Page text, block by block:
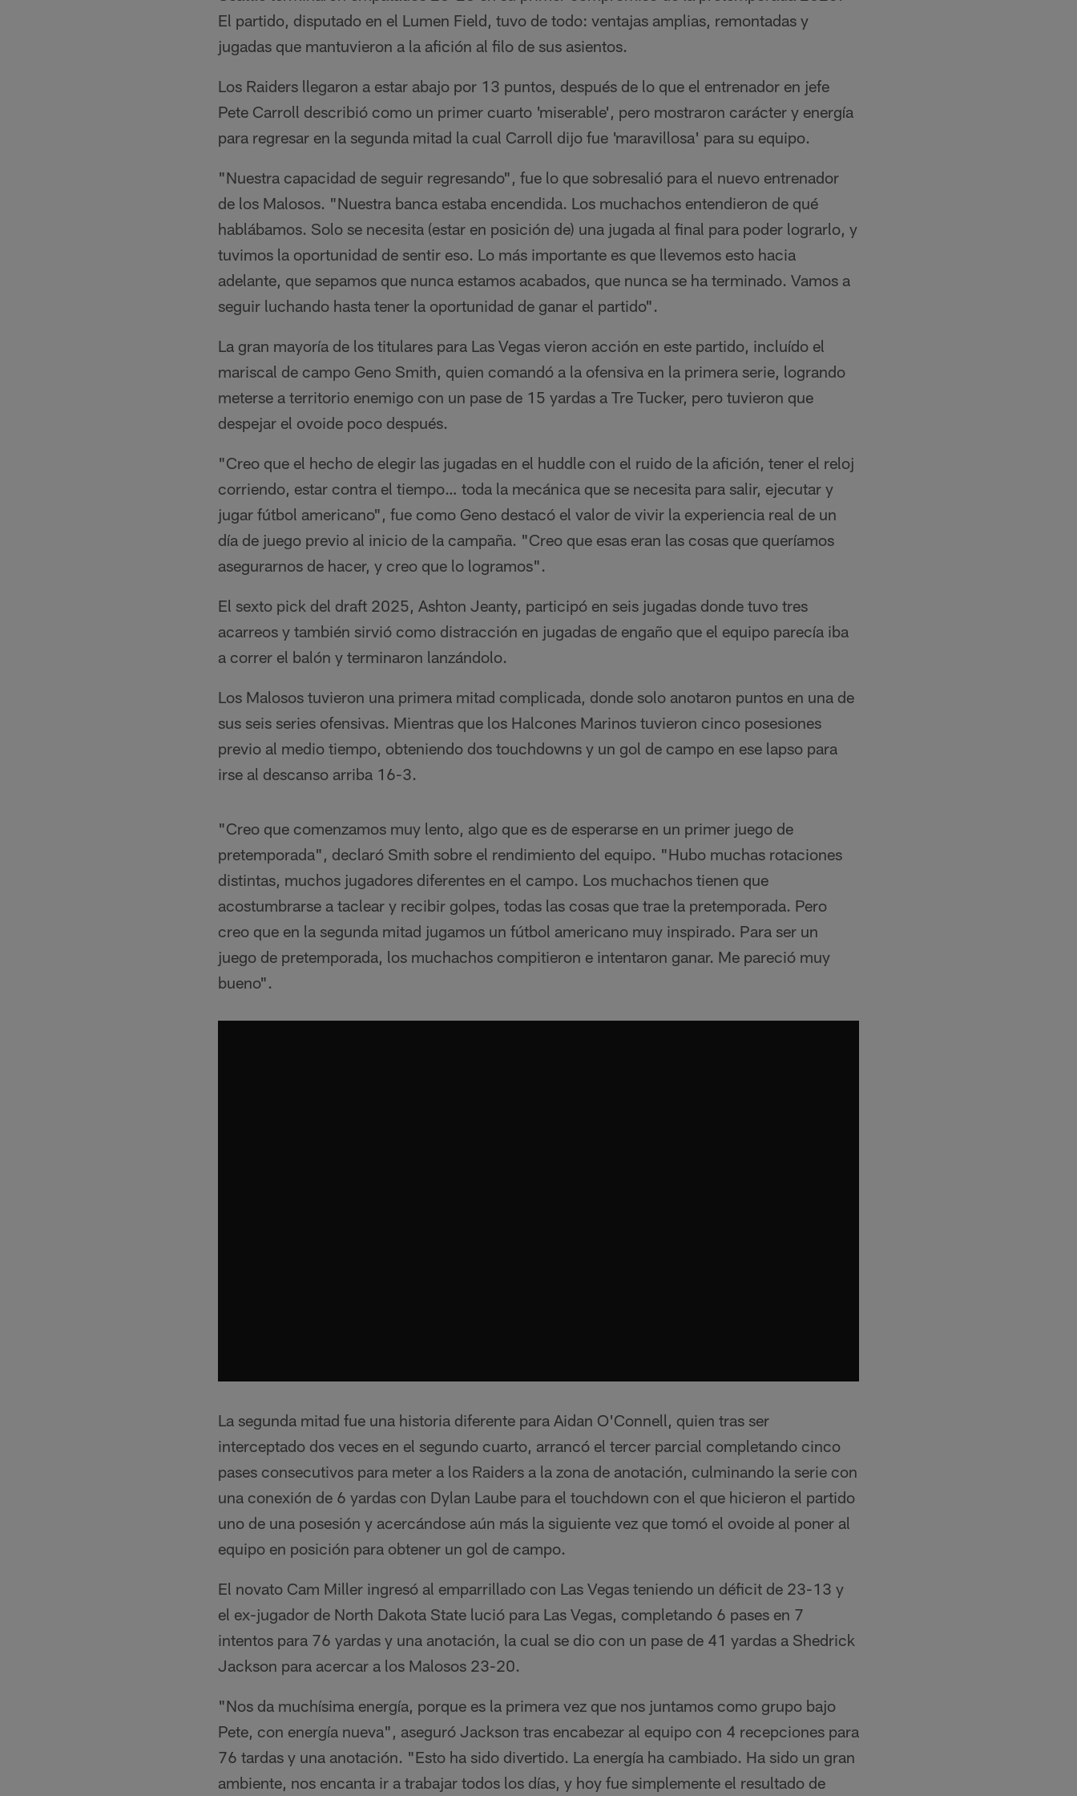
El partido, disputado en el Lumen Field, tuvo de todo: ventajas amplias, remontadas y
jugadas que mantuvieron a la afición al filo de sus asientos.
Los Raiders llegaron a estar abajo por 13 puntos, después de lo que el entrenador en jefe
Pete Carroll describió como un primer cuarto 'miserable', pero mostraron carácter y energía
para regresar en la segunda mitad la cual Carroll dijo fue 'maravillosa' para su equipo.
"Nuestra capacidad de seguir regresando", fue lo que sobresalió para el nuevo entrenador
de los Malosos. "Nuestra banca estaba encendida. Los muchachos entendieron de qué
hablábamos. Solo se necesita (estar en posición de) una jugada al final para poder lograrlo, y
tuvimos la oportunidad de sentir eso. Lo más importante es que llevemos esto hacia
adelante, que sepamos que nunca estamos acabados, que nunca se ha terminado. Vamos a
seguir luchando hasta tener la oportunidad de ganar el partido".
La gran mayoría de los titulares para Las Vegas vieron acción en este partido, incluído el
mariscal de campo Geno Smith, quien comandó a la ofensiva en la primera serie, logrando
meterse a territorio enemigo con un pase de 15 yardas a Tre Tucker, pero tuvieron que
despejar el ovoide poco después.
"Creo que el hecho de elegir las jugadas en el huddle con el ruido de la afición, tener el reloj
corriendo, estar contra el tiempo… toda la mecánica que se necesita para salir, ejecutar y
jugar fútbol americano", fue como Geno destacó el valor de vivir la experiencia real de un
día de juego previo al inicio de la campaña. "Creo que esas eran las cosas que queríamos
asegurarnos de hacer, y creo que lo logramos".
El sexto pick del draft 2025, Ashton Jeanty, participó en seis jugadas donde tuvo tres
acarreos y también sirvió como distracción en jugadas de engaño que el equipo parecía iba
a correr el balón y terminaron lanzándolo.
Los Malosos tuvieron una primera mitad complicada, donde solo anotaron puntos en una de
sus seis series ofensivas. Mientras que los Halcones Marinos tuvieron cinco posesiones
previo al medio tiempo, obteniendo dos touchdowns y un gol de campo en ese lapso para
irse al descanso arriba 16-3.
"Creo que comenzamos muy lento, algo que es de esperarse en un primer juego de
pretemporada", declaró Smith sobre el rendimiento del equipo. "Hubo muchas rotaciones
distintas, muchos jugadores diferentes en el campo. Los muchachos tienen que
acostumbrarse a taclear y recibir golpes, todas las cosas que trae la pretemporada. Pero
creo que en la segunda mitad jugamos un fútbol americano muy inspirado. Para ser un
juego de pretemporada, los muchachos compitieron e intentaron ganar. Me pareció muy
bueno".
La segunda mitad fue una historia diferente para Aidan O'Connell, quien tras ser
interceptado dos veces en el segundo cuarto, arrancó el tercer parcial completando cinco
pases consecutivos para meter a los Raiders a la zona de anotación, culminando la serie con
una conexión de 6 yardas con Dylan Laube para el touchdown con el que hicieron el partido
uno de una posesión y acercándose aún más la siguiente vez que tomó el ovoide al poner al
equipo en posición para obtener un gol de campo.
El novato Cam Miller ingresó al emparrillado con Las Vegas teniendo un déficit de 23-13 y
el ex-jugador de North Dakota State lució para Las Vegas, completando 6 pases en 7
intentos para 76 yardas y una anotación, la cual se dio con un pase de 41 yardas a Shedrick
Jackson para acercar a los Malosos 23-20.
"Nos da muchísima energía, porque es la primera vez que nos juntamos como grupo bajo
Pete, con energía nueva", aseguró Jackson tras encabezar al equipo con 4 recepciones para
76 tardas y una anotación. "Esto ha sido divertido. La energía ha cambiado. Ha sido un gran
ambiente, nos encanta ir a trabajar todos los días, y hoy fue simplemente el resultado de